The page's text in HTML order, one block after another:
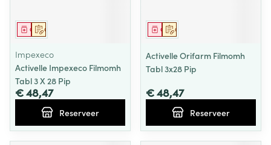
Op voorschrift
Geneesmiddel
Impexeco
Activelle Impexeco Filmomh
Tabl 3 X 28 Pip
€ 48,47
Reserveer
Op voorschrift
Geneesmiddel
Activelle Orifarm Filmomh
Tabl 3x28 Pip
€ 48,47
Reserveer